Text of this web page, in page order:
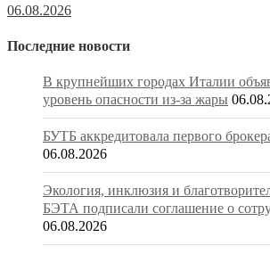
06.08.2026
Последние новости
В крупнейших городах Италии
уровень опасности из-за жары
БУТБ аккредитовала первого
06.08.2026
Экология, инклюзия и
БЭТА подписали соглашение о
06.08.2026